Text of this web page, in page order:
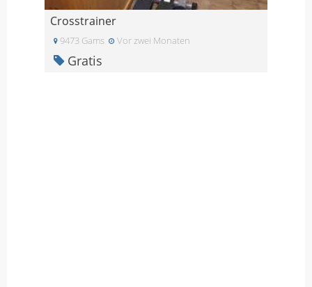
Crosstrainer
9473 Gams Vor zwei Monaten
Gratis